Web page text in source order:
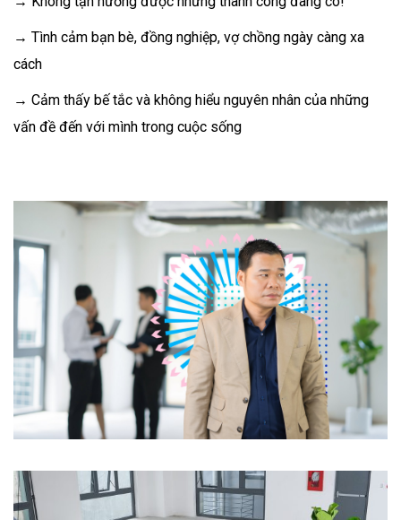
→ Tình cảm bạn bè, đồng nghiệp, vợ chồng ngày càng xa
cách
→ Cảm thấy bế tắc và không hiểu nguyên nhân của những
vấn đề đến với mình trong cuộc sống